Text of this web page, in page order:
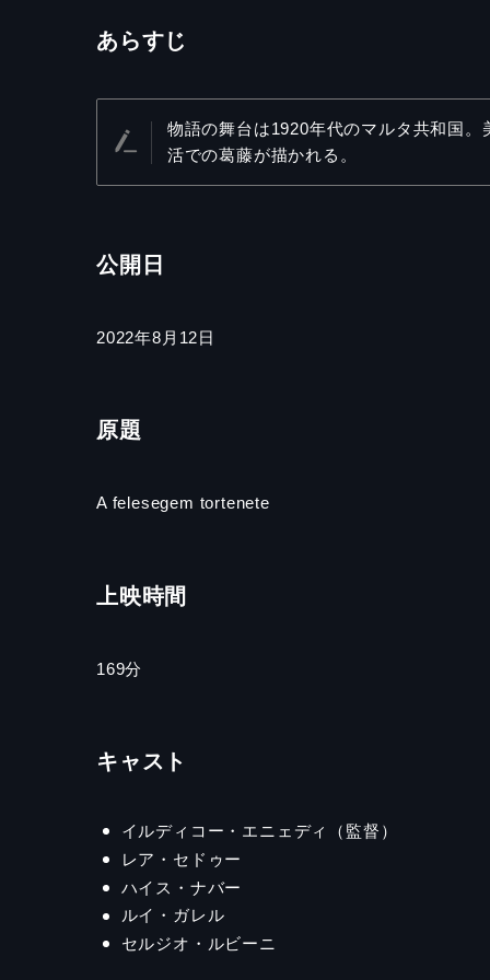
あらすじ
物語の舞台は1920年代のマルタ共和国
活での葛藤が描かれる。
公開日
2022年8月12日
原題
A felesegem tortenete
上映時間
169分
キャスト
イルディコー・エニェディ（監督）
レア・セドゥー
ハイス・ナバー
ルイ・ガレル
セルジオ・ルビーニ